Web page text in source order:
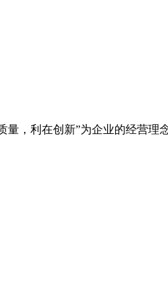
，利在创新”为企业的经营